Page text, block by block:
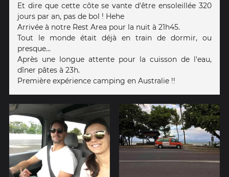
Et dire que cette côte se vante d'être ensoleillée 320
jours par an, pas de bol ! Hehe
Arrivée à notre Rest Area pour la nuit à 21h45.
Tout le monde était déjà en train de dormir, ou
presque...
Après une longue attente pour la cuisson de l'eau,
dîner pâtes à 23h.
Première expérience camping en Australie !!